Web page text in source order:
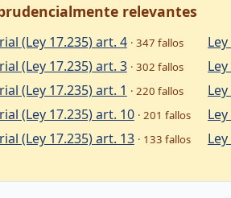
relevantes
(Ley 17.235) art. 4 · 347 fallos
(Ley 17.235) art. 3 · 302 fallos
(Ley 17.235) art. 1 · 220 fallos
(Ley 17.235) art. 10 · 201 fallos
(Ley 17.235) art. 13 · 133 fallos